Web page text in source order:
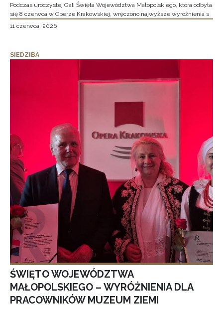
Podczas uroczystej Gali Święta Województwa Małopolskiego, która odbyła
się 8 czerwca w Operze Krakowskiej, wręczono najwyższe wyróżnienia s
11 czerwca, 2026
SIEDZIBA
ŚWIĘTO WOJEWÓDZTWA
MAŁOPOLSKIEGO – WYRÓŻNIENIA DLA
PRACOWNIKÓW MUZEUM ZIEMI